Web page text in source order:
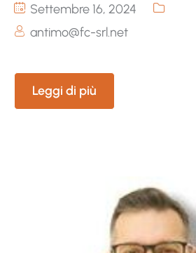
Settembre 16, 2024
antimo@fc-srl.net
Leggi di più